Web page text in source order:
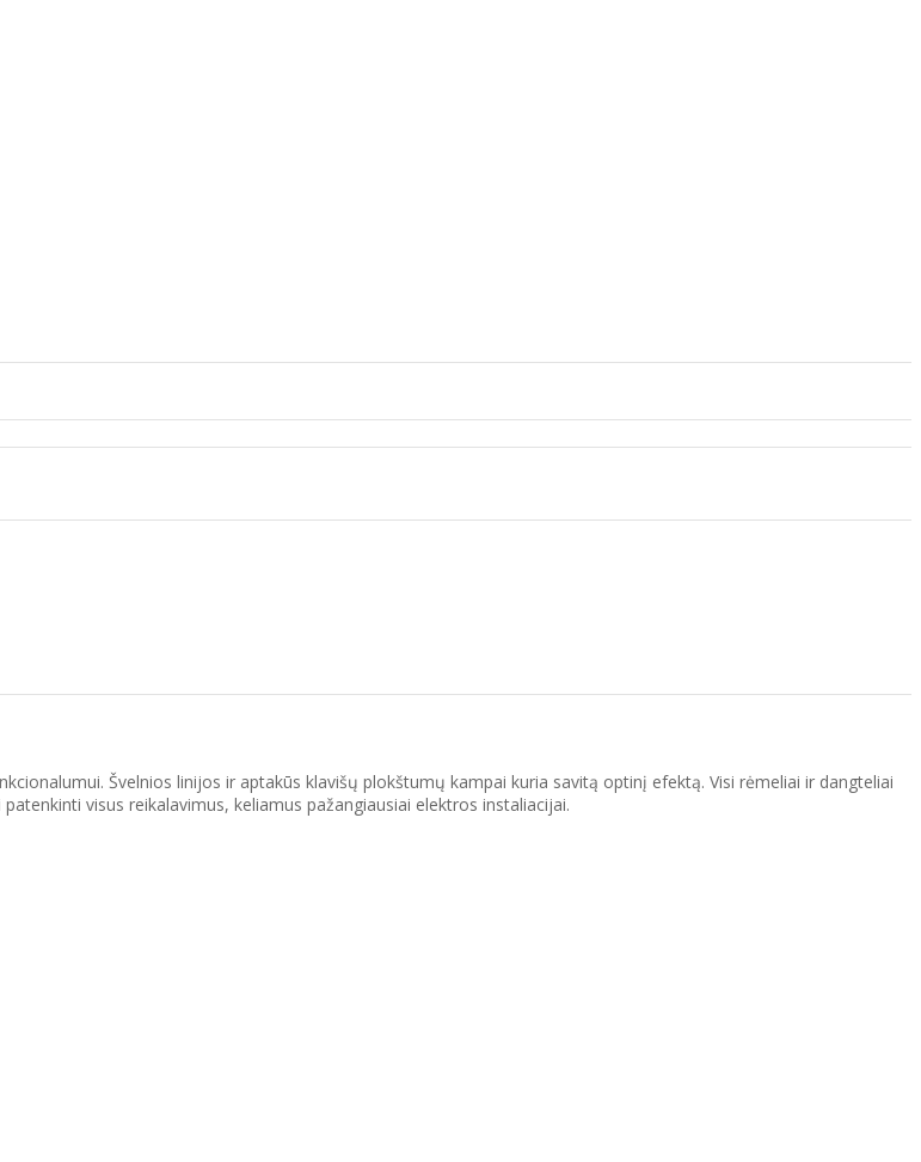
Švelnios linijos ir aptakūs klavišų plokštumų kampai kuria savitą optinį efektą. Visi rėmeliai ir dangteliai
visus reikalavimus, keliamus pažangiausiai elektros instaliacijai.